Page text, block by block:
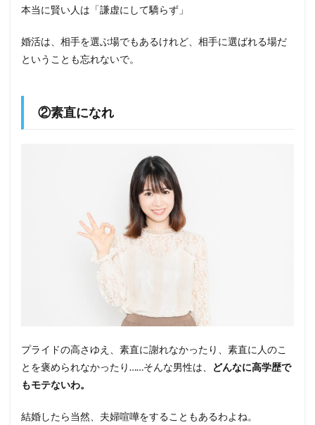
本当に賢い人は「謙虚にして驕らず」
婚活は、相手を選ぶ場でもあるけれど、相手に選ばれる場だ
ということも忘れないで。
②素直になれ
プライドの高さゆえ、素直に謝れなかったり、素直に人のこ
とを褒められなかったり……そんな男性は、
どんなに高学歴で
もモテないわ。
結婚したら当然、夫婦喧嘩をすることもあるわよね。